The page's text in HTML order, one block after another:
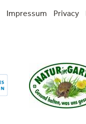
Impressum Privacy